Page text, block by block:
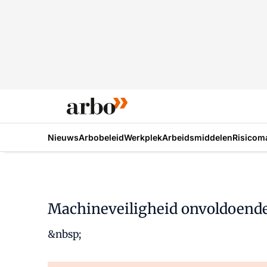
NieuwsArbobeleidWerkplekArbeidsmiddelen
Machineveiligheid
&nbsp;